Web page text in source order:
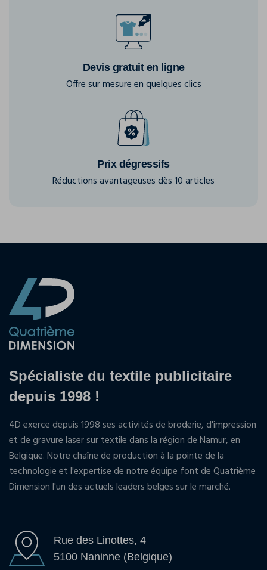
Devis gratuit en ligne
Offre sur mesure en quelques clics
Prix dégressifs
Réductions avantageuses dès 10 articles
Spécialiste du textile publicitaire
depuis 1998 !
4D exerce depuis 1998 ses activités de broderie, d'impression
et de gravure laser sur textile dans la région de Namur, en
Belgique. Notre chaîne de production à la pointe de la
technologie et l'expertise de notre équipe font de Quatrième
Dimension l'un des actuels leaders belges sur le marché.
Rue des Linottes, 4
5100 Naninne (Belgique)